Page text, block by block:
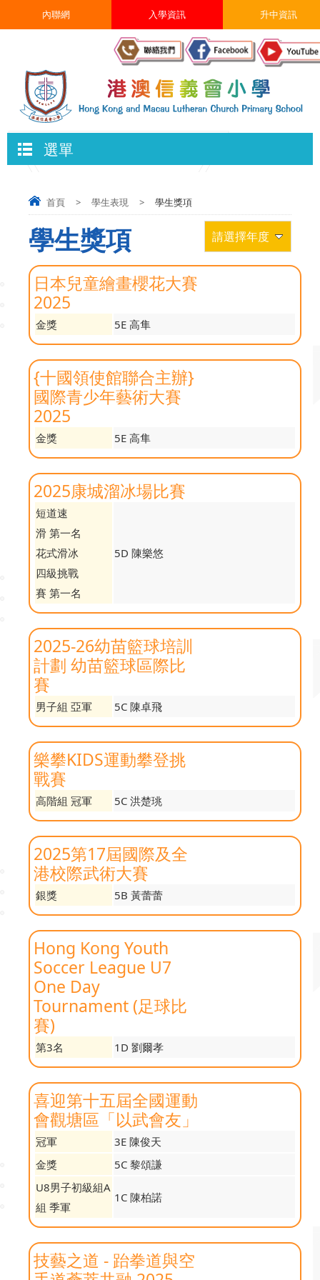
升中資訊
入學資訊
內聯網
選單
首頁 > 學生表現 > 學生獎項
請選擇年度
學生獎項
日本兒童繪畫櫻花大賽
2025
金獎 5E 高隼
{十國領使館聯合主辦}
國際青少年藝術大賽
2025
金獎 5E 高隼
2025康城溜冰場比賽
短道速
滑 第一名
花式滑冰
四級挑戰
賽 第一名
5D 陳樂悠
2025-26幼苗籃球培訓
計劃 幼苗籃球區際比
賽
男子組 亞軍 5C 陳卓飛
樂攀KIDS運動攀登挑
戰賽
高階組 冠軍 5C 洪楚珧
2025第17屆國際及全
港校際武術大賽
銀獎 5B 黃蕾蕾
Hong Kong Youth
Soccer League U7
One Day
Tournament (足球比
賽)
第3名 1D 劉爾孝
喜迎第十五屆全國運動
會觀塘區「以武會友」
冠軍
3E 陳俊天
金獎
5C 黎頌謙
U8男子初級組A
組 季軍
1C 陳柏諾
技藝之道 - 跆拳道與空